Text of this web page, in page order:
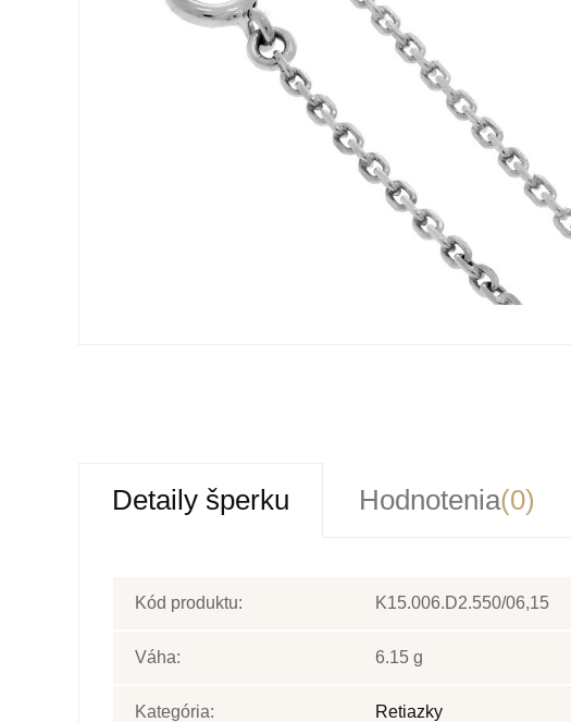
Detaily šperku Hodnotenia(0)
Kód produktu: K15.006.D2.550/06,15
Váha: 6.15 g
Kategória: Retiazky